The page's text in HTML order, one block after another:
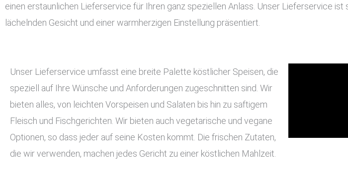
einen erstaunlichen Lieferservice für Ihren ganz speziellen Anlass. Unser Lieferservice
lächelnden Gesicht und einer warmherzigen Einstellung präsentiert.
Unser Lieferservice umfasst eine breite Palette köstlicher Speisen, die
speziell auf Ihre Wünsche und Anforderungen zugeschnitten sind. Wir
bieten alles, von leichten Vorspeisen und Salaten bis hin zu saftigem
Fleisch und Fischgerichten. Wir bieten auch vegetarische und vegane
Optionen, so dass jeder auf seine Kosten kommt. Die frischen Zutaten,
die wir verwenden, machen jedes Gericht zu einer köstlichen Mahlzeit.